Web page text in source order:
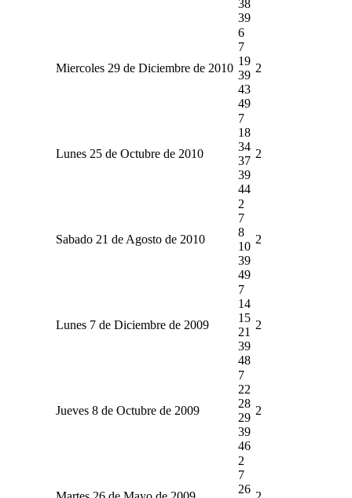
38
39
Miercoles 29 de Diciembre de 2010
6
7
19
39
43
49
2
Lunes 25 de Octubre de 2010
7
18
34
37
39
44
2
Sabado 21 de Agosto de 2010
2
7
8
10
39
49
2
Lunes 7 de Diciembre de 2009
7
14
15
21
39
48
2
Jueves 8 de Octubre de 2009
7
22
28
29
39
46
2
2
7
26